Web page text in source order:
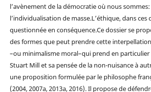
l’avènement de la démocratie où nous
l’individualisation de masse.L’éthique, dans ces
questionnée en conséquence.Ce dossier se
des formes que peut prendre cette
–ou minimalisme moral–qui prend en particulier
Stuart Mill et sa pensée de la non-nuisance à
une proposition formulée par le philosophe
(2004, 2007a, 2013a, 2016). Il propose de